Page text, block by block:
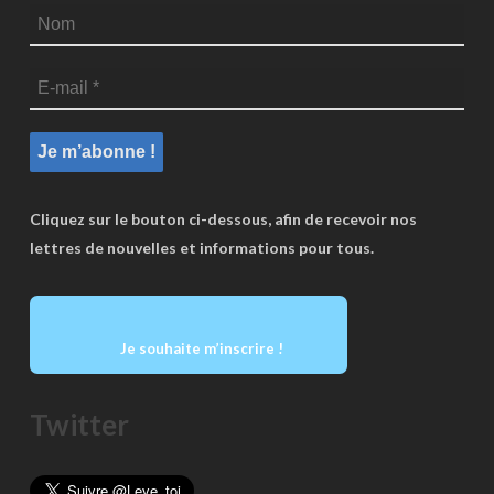
Cliquez sur le bouton ci-dessous, afin de recevoir nos
lettres de nouvelles et informations pour tous.
Je souhaite m’inscrire !
Twitter